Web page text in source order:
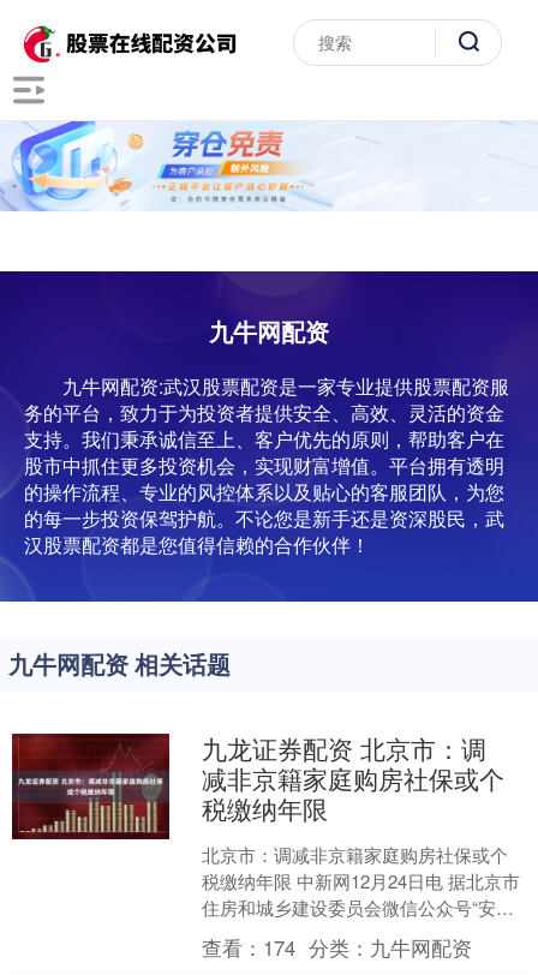
九牛网配资
九牛网配资:武汉股票配资是一家专业提供股票配资服
务的平台，致力于为投资者提供安全、高效、灵活的资金
支持。我们秉承诚信至上、客户优先的原则，帮助客户在
股市中抓住更多投资机会，实现财富增值。平台拥有透明
的操作流程、专业的风控体系以及贴心的客服团队，为您
的每一步投资保驾护航。不论您是新手还是资深股民，武
汉股票配资都是您值得信赖的合作伙伴！
九牛网配资 相关话题
九龙证券配资 北京市：调
减非京籍家庭购房社保或个
税缴纳年限
北京市：调减非京籍家庭购房社保或个
税缴纳年限 中新网12月24日电 据北京市
住房和城乡建设委员会微信公众号“安居
北京”消息，北京市贯彻落实中央经济工
作会议精神，....
查看： 174 分类： 九牛网配资